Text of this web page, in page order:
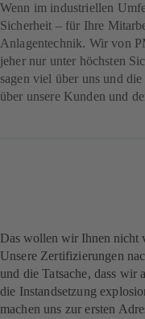
Wenn im industriellen
Sicherheit – für Ihre
Anlagentechnik. Wir von
jeher nur unter höchsten
sagen viel über uns und
über unsere Kunden und
Das wollen wir Ihnen nicht
Unsere Zertifizierungen
und die Tatsache, dass wir
die Instandsetzung
machen uns zur ersten